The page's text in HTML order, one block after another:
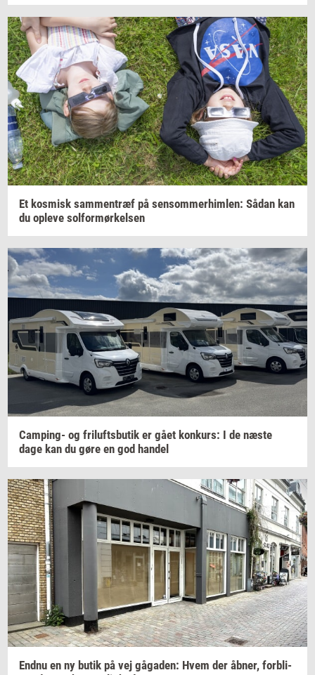
Et kos­misk sam­men­træf på sen­som­mer­him­len: Sådan kan
du op­le­ve sol­for­mør­kel­sen
Camping-​ og fril­ufts­bu­tik er gået kon­kurs: I de næste
dage kan du gøre en god han­del
Endnu en ny butik på vej gå­ga­den: Hvem der åbner, for­bli­